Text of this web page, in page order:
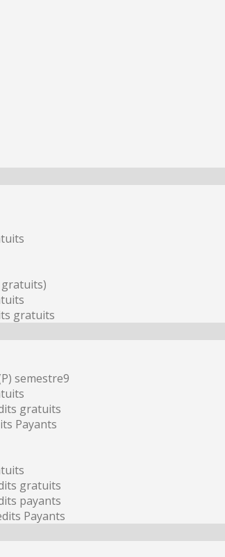
gratuits)
gratuits
semestre9
gratuits
Payants
gratuits
payants
Payants